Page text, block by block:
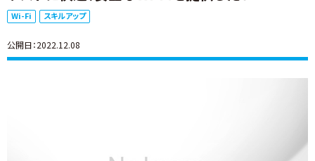
Wi-Fi スキルアップ
公開日：2022.12.08